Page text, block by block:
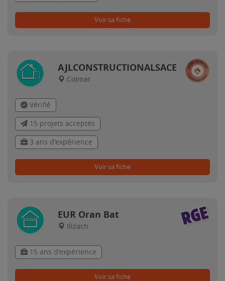
Voir sa fiche
AJLCONSTRUCTIONALSACE
Colmar
Vérifié
15 projets acceptés
3 ans d'expérience
Voir sa fiche
EUR Oran Bat
Illzach
15 ans d'expérience
Voir sa fiche